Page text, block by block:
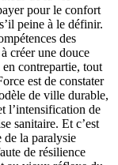
pour le confort
peine à le définir.
des
créer une douce
contrepartie, tout
est de constater
de ville durable,
l’intensification de
sanitaire. Et c’est
de la paralysie
de résilience